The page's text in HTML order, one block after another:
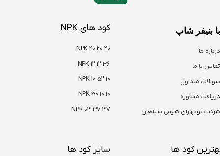
با بنیفر شاپ
درباره ما
تماس با ما
سوالات متداول
دریافت مشاوره
شرکت نوبهاران شیمی سپاهان
کود های NPK
NPK 20 20 20
NPK 12 12 36
NPK 10 52 10
NPK 30 10 10
NPK 03 37 37
کود ها سایر کود ها